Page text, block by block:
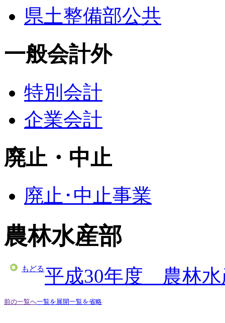
県土整備部公共
一般会計外
特別会計
企業会計
廃止・中止
廃止･中止事業
農林水産部
もどる平成30年度 農林水
前の一覧へ一覧を展開一覧を省略